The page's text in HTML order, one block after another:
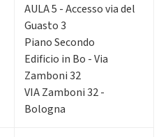
AULA 5 - Accesso via del
Guasto 3
Piano Secondo
Edificio in Bo - Via
Zamboni 32
VIA Zamboni 32 -
Bologna